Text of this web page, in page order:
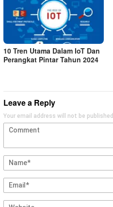
10 Tren Utama Dalam IoT Dan
Perangkat Pintar Tahun 2024
Leave a Reply
Your email address will not be published.